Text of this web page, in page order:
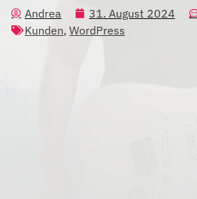
Andrea 31. August 2024
Kunden, WordPress